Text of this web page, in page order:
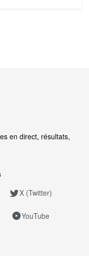
en direct, résultats,
X (Twitter)
YouTube